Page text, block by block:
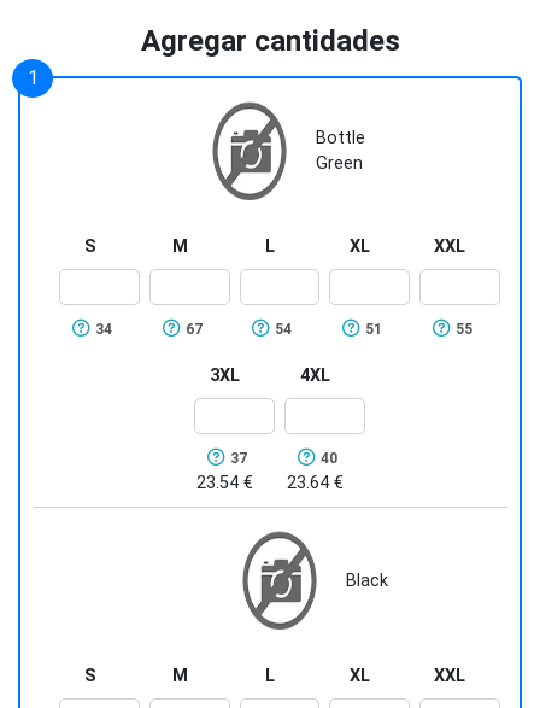
Agregar cantidades
Bottle
Green
S
34
M
67
L
54
XL
51
XXL
55
3XL
37
23.54 €
4XL
40
23.64 €
Black
S M L XL XXL